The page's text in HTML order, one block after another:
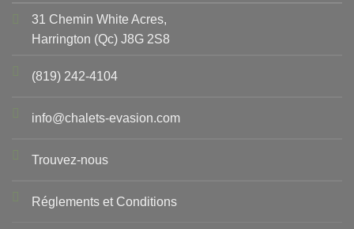
31 Chemin White Acres,
Harrington (Qc) J8G 2S8
(819) 242-4104
info@chalets-evasion.com
Trouvez-nous
Réglements et Conditions